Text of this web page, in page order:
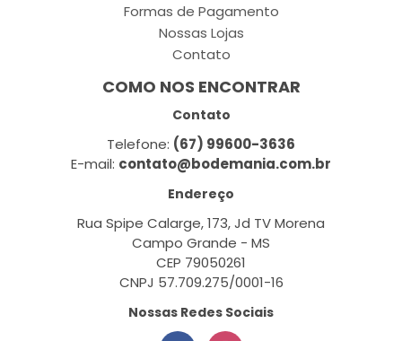
Formas de Pagamento
Nossas Lojas
Contato
COMO NOS ENCONTRAR
Contato
Telefone: (67) 99600-3636
E-mail: contato@bodemania.com.br
Endereço
Rua Spipe Calarge, 173, Jd TV Morena
Campo Grande - MS
CEP 79050261
CNPJ 57.709.275/0001-16
Nossas Redes Sociais